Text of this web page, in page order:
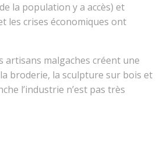
la population y a accès) et
les crises économiques ont
artisans malgaches créent une
broderie, la sculpture sur bois et
l’industrie n’est pas très